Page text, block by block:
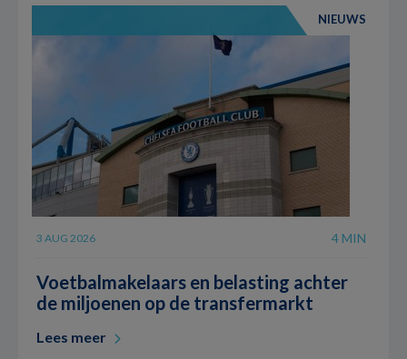
NIEUWS
3 AUG 2026 4 MIN
Voetbalmakelaars en belasting achter
de miljoenen op de transfermarkt
Lees meer